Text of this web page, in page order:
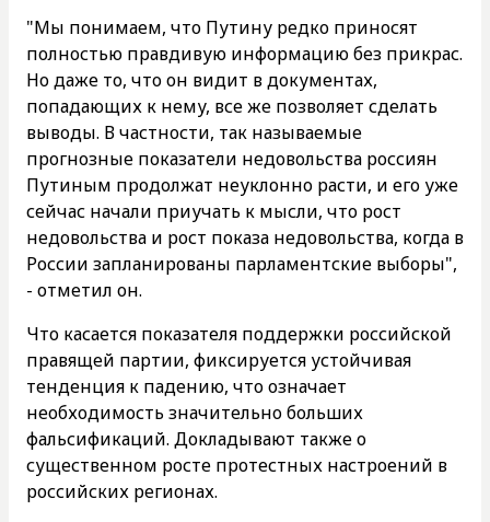
"Мы понимаем, что Путину редко приносят
полностью правдивую информацию без прикрас.
Но даже то, что он видит в документах,
попадающих к нему, все же позволяет сделать
выводы. В частности, так называемые
прогнозные показатели недовольства россиян
Путиным продолжат неуклонно расти, и его уже
сейчас начали приучать к мысли, что рост
недовольства и рост показа недовольства, когда в
России запланированы парламентские выборы",
- отметил он.
Что касается показателя поддержки российской
правящей партии, фиксируется устойчивая
тенденция к падению, что означает
необходимость значительно больших
фальсификаций. Докладывают также о
существенном росте протестных настроений в
российских регионах.